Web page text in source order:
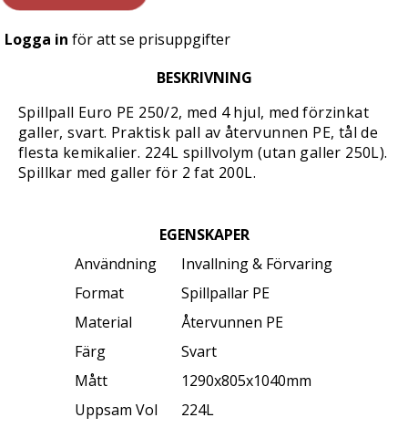
Logga in för att se prisuppgifter
BESKRIVNING
Spillpall Euro PE 250/2, med 4 hjul, med förzinkat
galler, svart. Praktisk pall av återvunnen PE, tål de
flesta kemikalier. 224L spillvolym (utan galler 250L).
Spillkar med galler för 2 fat 200L.
EGENSKAPER
Användning
Invallning & Förvaring
Format
Spillpallar PE
Material
Återvunnen PE
Färg
Svart
Mått
1290x805x1040mm
Uppsam Vol
224L